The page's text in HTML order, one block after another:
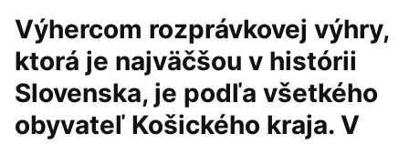
Výhercom rozprávkovej výhry,
ktorá je najväčšou v histórii
Slovenska, je podľa všetkého
obyvateľ Košického kraja. V